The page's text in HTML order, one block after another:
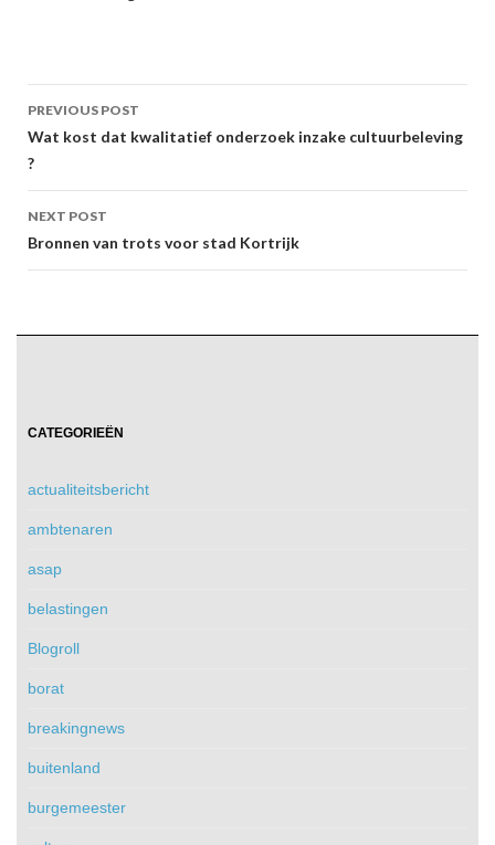
Post
navigation
PREVIOUS POST
Wat kost dat kwalitatief onderzoek inzake cultuurbeleving
?
NEXT POST
Bronnen van trots voor stad Kortrijk
CATEGORIEËN
actualiteitsbericht
ambtenaren
asap
belastingen
Blogroll
borat
breakingnews
buitenland
burgemeester